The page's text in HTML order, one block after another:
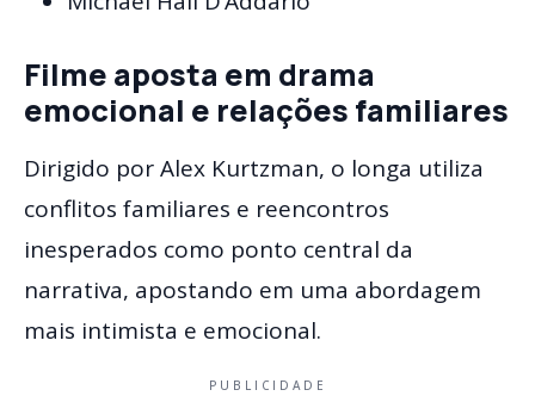
Filme aposta em drama
emocional e relações familiares
Dirigido por Alex Kurtzman, o longa utiliza
conflitos familiares e reencontros
inesperados como ponto central da
narrativa, apostando em uma abordagem
mais intimista e emocional.
PUBLICIDADE